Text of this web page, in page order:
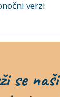
verzi
se naši